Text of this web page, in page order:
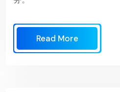
Read More